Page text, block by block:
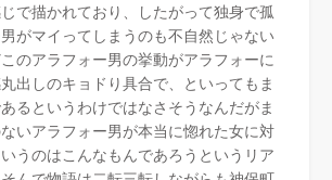
で描かれており、したがって独身で孤
がマイってしまうのも不自然じゃない
のアラフォー男の挙動がアラフォーに
出しのキョドり具合で、といってもま
るというわけではなさそうなんだがま
いアラフォー男が本当に惚れた女に対
うのはこんなもんであろうというリア